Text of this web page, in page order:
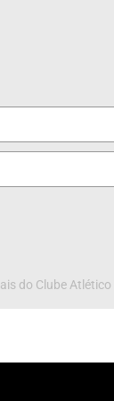
do Clube Atlético